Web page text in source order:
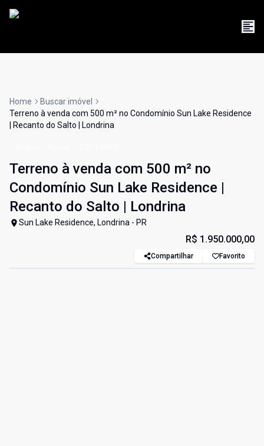
Home
Buscar imóvel
Terreno à venda com 500 m² no Condomínio Sun Lake Residence
| Recanto do Salto | Londrina
Terreno à venda com 500 m² no
Condomínio Sun Lake Residence |
Recanto do Salto | Londrina
Sun Lake Residence, Londrina - PR
R$ 1.950.000,00
Compartilhar Favorito